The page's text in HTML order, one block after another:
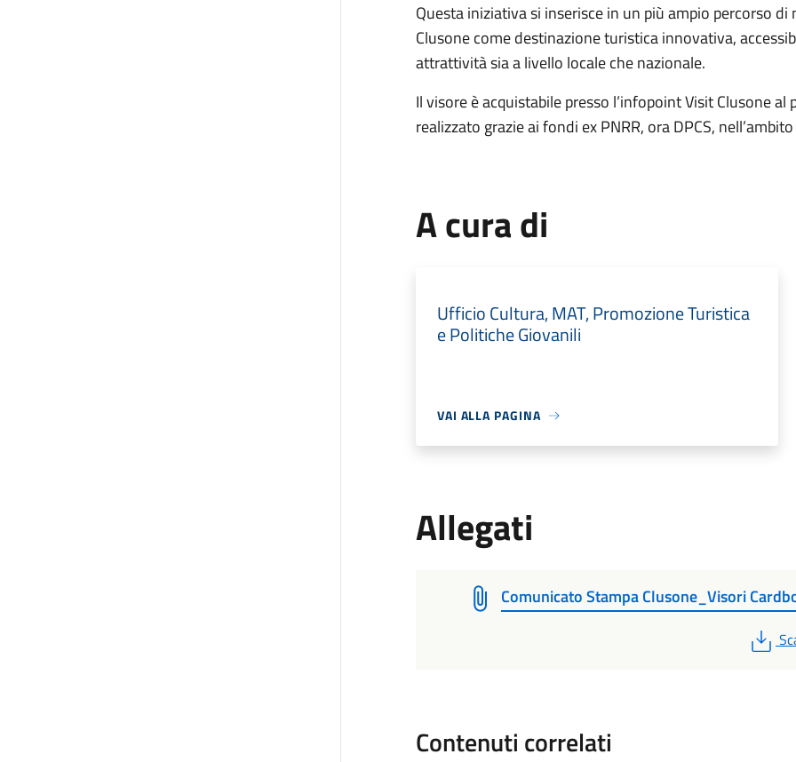
Questa iniziativa si inserisce in un più ampio percorso
Clusone come destinazione turistica innovativa,
attrattività sia a livello locale che nazionale.
Il visore è acquistabile presso l’infopoint Visit Clusone
realizzato grazie ai fondi ex PNRR, ora DPCS,
A cura di
Ufficio Cultura, MAT, Promozione Turistica
e Politiche Giovanili
VAI ALLA PAGINA
Allegati
Comunicato Stampa Clusone_Visori
Contenuti correlati